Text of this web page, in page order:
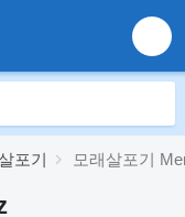
포기 모래살포기